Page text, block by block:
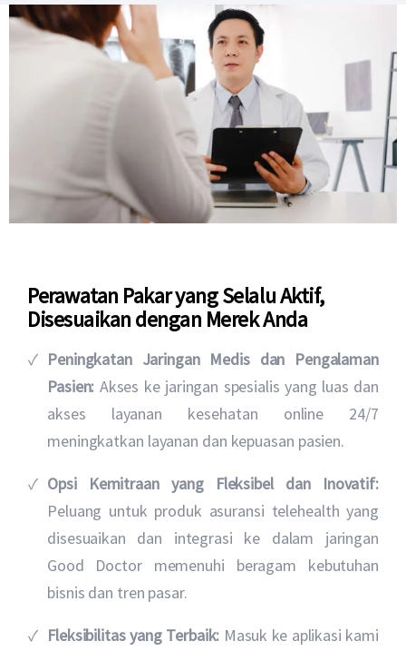
Perawatan Pakar yang Selalu Aktif,
Disesuaikan dengan Merek Anda
Peningkatan Jaringan Medis dan Pengalaman
Pasien: Akses ke jaringan spesialis yang luas dan
akses layanan kesehatan online 24/7
meningkatkan layanan dan kepuasan pasien.
Opsi Kemitraan yang Fleksibel dan Inovatif:
Peluang untuk produk asuransi telehealth yang
disesuaikan dan integrasi ke dalam jaringan
Good Doctor memenuhi beragam kebutuhan
bisnis dan tren pasar.
Fleksibilitas yang Terbaik: Masuk ke aplikasi kami